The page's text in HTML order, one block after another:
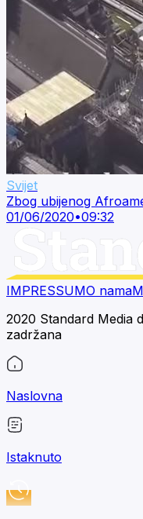
Svijet
Zbog ubijenog
01/06/2020•09:32
IMPRESSUMO nama
2020 Standard Media
zadržana
Naslovna
Istaknuto